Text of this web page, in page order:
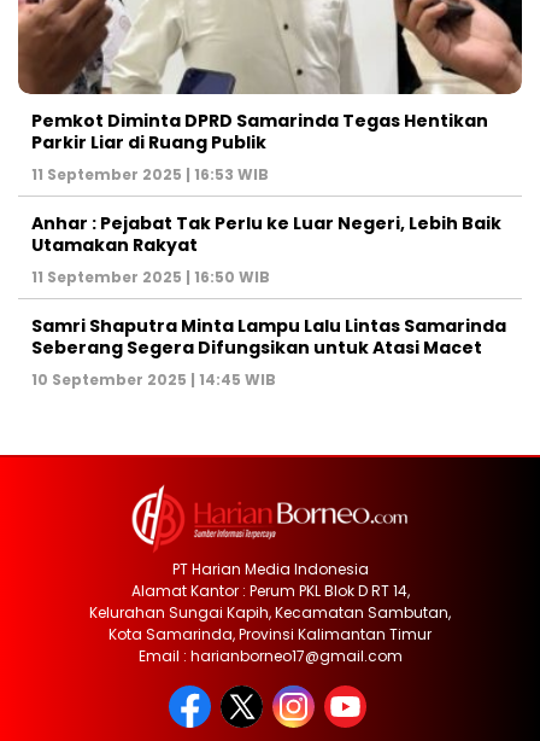
Pemkot Diminta DPRD Samarinda Tegas Hentikan
Parkir Liar di Ruang Publik
11 September 2025 | 16:53 WIB
Anhar : Pejabat Tak Perlu ke Luar Negeri, Lebih Baik
Utamakan Rakyat
11 September 2025 | 16:50 WIB
Samri Shaputra Minta Lampu Lalu Lintas Samarinda
Seberang Segera Difungsikan untuk Atasi Macet
10 September 2025 | 14:45 WIB
PT Harian Media Indonesia
Alamat Kantor : Perum PKL Blok D RT 14,
Kelurahan Sungai Kapih, Kecamatan Sambutan,
Kota Samarinda, Provinsi Kalimantan Timur
Email : harianborneo17@gmail.com